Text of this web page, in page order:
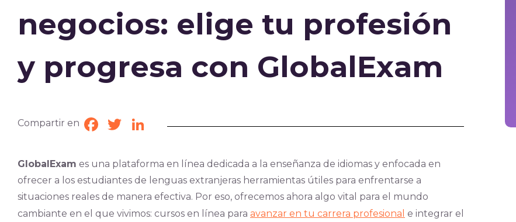
negocios: elige tu profesión
y progresa con GlobalExam
Compartir en Facebook
TwitterLinkedIn
GlobalExam es una plataforma en línea dedicada a la enseñanza de idiomas y enfocada en
ofrecer a los estudiantes de lenguas extranjeras herramientas útiles para enfrentarse a
situaciones reales de manera efectiva. Por eso, ofrecemos ahora algo vital para el mundo
cambiante en el que vivimos: cursos en línea para avanzar en tu carrera profesional e integrar el